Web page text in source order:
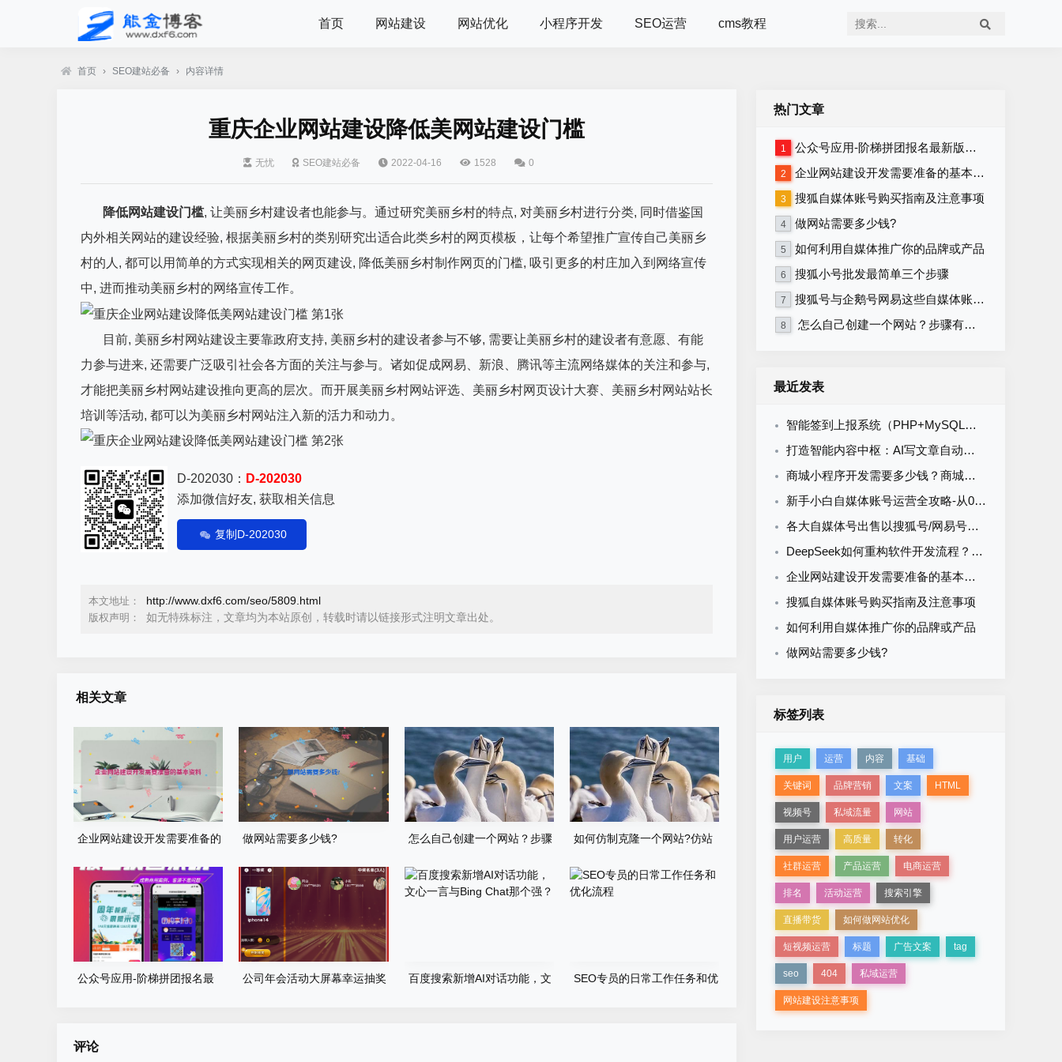
首页 网站建设 网站优化 小程序开发 SEO运营 cms教程
首页 › SEO建站必备 › 内容详情
重庆企业网站建设降低美网站建设门槛
无忧 SEO建站必备 2022-04-16 1528 0
降低网站建设门槛, 让美丽乡村建设者也能参与。通过研究美丽乡村的特点, 对美丽乡村进行分类, 同时借鉴国
内外相关网站的建设经验, 根据美丽乡村的类别研究出适合此类乡村的网页模板，让每个希望推广宣传自己美丽乡
村的人, 都可以用简单的方式实现相关的网页建设, 降低美丽乡村制作网页的门槛, 吸引更多的村庄加入到网络宣传
中, 进而推动美丽乡村的网络宣传工作。
目前, 美丽乡村网站建设主要靠政府支持, 美丽乡村的建设者参与不够, 需要让美丽乡村的建设者有意愿、有能
力参与进来, 还需要广泛吸引社会各方面的关注与参与。诸如促成网易、新浪、腾讯等主流网络媒体的关注和参与,
才能把美丽乡村网站建设推向更高的层次。而开展美丽乡村网站评选、美丽乡村网页设计大赛、美丽乡村网站站长
培训等活动, 都可以为美丽乡村网站注入新的活力和动力。
D-202030： D-202030
添加微信好友, 获取相关信息
复制D-202030
本文地址： http://www.dxf6.com/seo/5809.html
版权声明： 如无特殊标注，文章均为本站原创，转载时请以链接形式注明文章出处。
相关文章
企业网站建设开发需要准备的
做网站需要多少钱?
怎么自己创建一个网站？步骤
如何仿制克隆一个网站?仿站
公众号应用-阶梯拼团报名最
公司年会活动大屏幕幸运抽奖
百度搜索新增AI对话功能，文
SEO专员的日常工作任务和优
评论
热门文章
1 公众号应用-阶梯拼团报名最新版本源码程序
2 企业网站建设开发需要准备的基本资料
3 搜狐自媒体账号购买指南及注意事项
4 做网站需要多少钱?
5 如何利用自媒体推广你的品牌或产品
6 搜狐小号批发最简单三个步骤
7 搜狐号与企鹅号网易这些自媒体账号在哪里购买？
8 怎么自己创建一个网站？步骤有哪些？
最近发表
智能签到上报系统（PHP+MySQL）食堂/企业/学校多场景通用
打造智能内容中枢：AI写文章自动发布系统的定制开发
商城小程序开发需要多少钱？商城小程序开发收费标准
新手小白自媒体账号运营全攻略-从0到1打造购买自媒体账号网易搜索知乎百家号
各大自媒体号出售以搜狐号/网易号为核心的流量与排名解析
DeepSeek如何重构软件开发流程？AI驱动优化的5大实战场景解析
企业网站建设开发需要准备的基本资料
搜狐自媒体账号购买指南及注意事项
如何利用自媒体推广你的品牌或产品
做网站需要多少钱?
标签列表
用户 运营 内容 基础
关键词 品牌营销 文案 HTML
视频号 私域流量 网站
用户运营 高质量 转化
社群运营 产品运营 电商运营
排名 活动运营 搜索引擎
直播带货 如何做网站优化
短视频运营 标题 广告文案 tag
seo 404 私域运营
网站建设注意事项